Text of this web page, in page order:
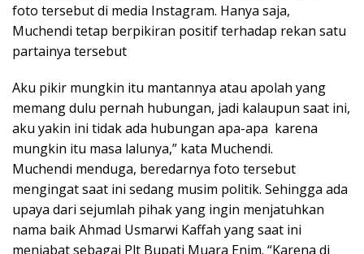
foto tersebut di media Instagram. Hanya saja,
Muchendi tetap berpikiran positif terhadap rekan satu
partainya tersebut
Aku pikir mungkin itu mantannya atau apolah yang
memang dulu pernah hubungan, jadi kalaupun saat ini,
aku yakin ini tidak ada hubungan apa-apa karena
mungkin itu masa lalunya,” kata Muchendi.
Muchendi menduga, beredarnya foto tersebut
mengingat saat ini sedang musim politik. Sehingga ada
upaya dari sejumlah pihak yang ingin menjatuhkan
nama baik Ahmad Usmarwi Kaffah yang saat ini
menjabat sebagai Plt Bupati Muara Enim. “Karena di